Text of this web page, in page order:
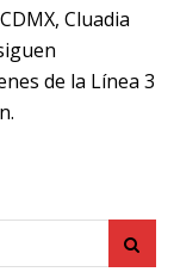
Cluadia
de la Línea 3